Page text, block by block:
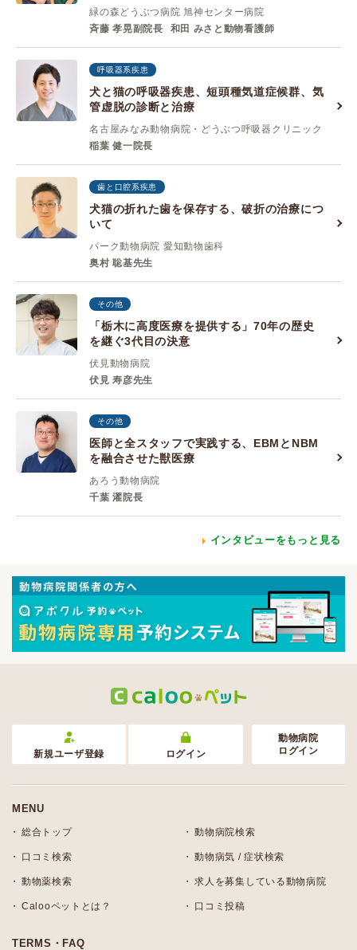
緑の森どうぶつ病院 旭神センター病院
斉藤 孝晃副院長
和田 みさと動物看護師
呼吸器系疾患
犬と猫の呼吸器疾患、短頭種気道症候群、気
管虚脱の診断と治療
名古屋みなみ動物病院・どうぶつ呼吸器クリニック
稲葉 健一院長
歯と口腔系疾患
犬猫の折れた歯を保存する、破折の治療につ
いて
パーク動物病院 愛知動物歯科
奥村 聡基先生
その他
「栃木に高度医療を提供する」70年の歴史
を継ぐ3代目の決意
伏見動物病院
伏見 寿彦先生
その他
医師と全スタッフで実践する、EBMとNBM
を融合させた獣医療
あろう動物病院
千葉 濯院長
インタビューをもっと見る
新規ユーザ登録 ログイン
動物病院
ログイン
MENU
総合トップ 動物病院検索
口コミ検索 動物病気 / 症状検索
動物薬検索 求人を募集している動物病院
Calooペットとは？ 口コミ投稿
TERMS・FAQ